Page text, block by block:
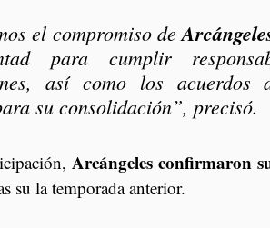
el compromiso de
para cumplir
así como los acuerdos
su consolidación”, precisó.
Arcángeles confirmaron
su la temporada anterior.